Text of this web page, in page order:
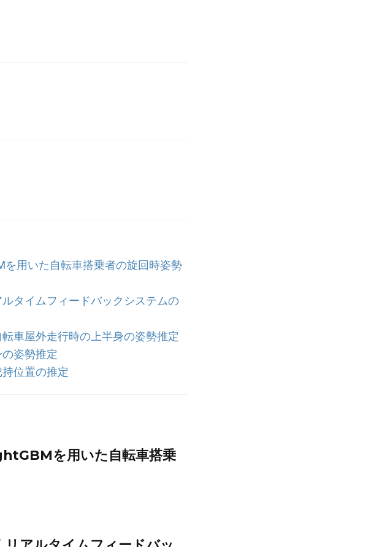
用いた自転車搭乗者の旋回時姿勢
タイムフィードバックシステムの
車屋外走行時の上半身の姿勢推定
姿勢推定
位置の推定
を用いた自転車搭乗